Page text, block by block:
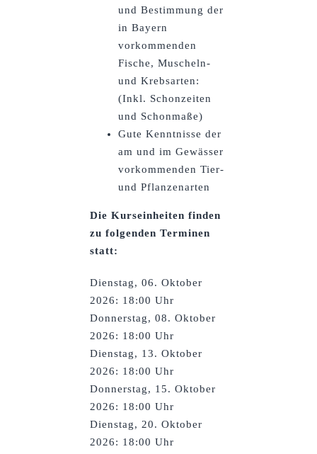
und Bestimmung der
in Bayern
vorkommenden
Fische, Muscheln­
und Krebsarten:
(Inkl. Schonzeiten
und Schonmaße)
Gute Kenntnisse der
am und im Gewässer
vorkommenden Tier-
und Pflanzenarten
Die Kurseinheiten finden
zu folgenden Terminen
statt:
Dienstag, 06. Oktober
2026: 18:00 Uhr
Donnerstag, 08. Oktober
2026: 18:00 Uhr
Dienstag, 13. Oktober
2026: 18:00 Uhr
Donnerstag, 15. Oktober
2026: 18:00 Uhr
Dienstag, 20. Oktober
2026: 18:00 Uhr